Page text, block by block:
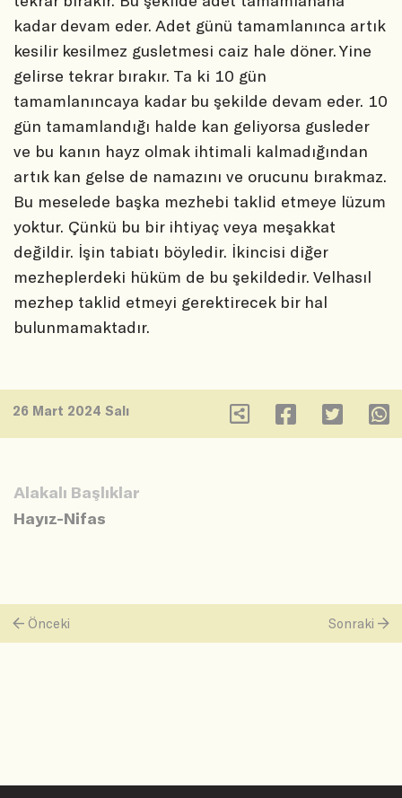
kadar devam eder. Adet günü tamamlanınca artık
kesilir kesilmez gusletmesi caiz hale döner. Yine
gelirse tekrar bırakır. Ta ki 10 gün
tamamlanıncaya kadar bu şekilde devam eder. 10
gün tamamlandığı halde kan geliyorsa gusleder
ve bu kanın hayz olmak ihtimali kalmadığından
artık kan gelse de namazını ve orucunu bırakmaz.
Bu meselede başka mezhebi taklid etmeye lüzum
yoktur. Çünkü bu bir ihtiyaç veya meşakkat
değildir. İşin tabiatı böyledir. İkincisi diğer
mezheplerdeki hüküm de bu şekildedir. Velhasıl
mezhep taklid etmeyi gerektirecek bir hal
bulunmamaktadır.
26 Mart 2024 Salı
Alakalı Başlıklar
Hayız-Nifas
Önceki Sonraki